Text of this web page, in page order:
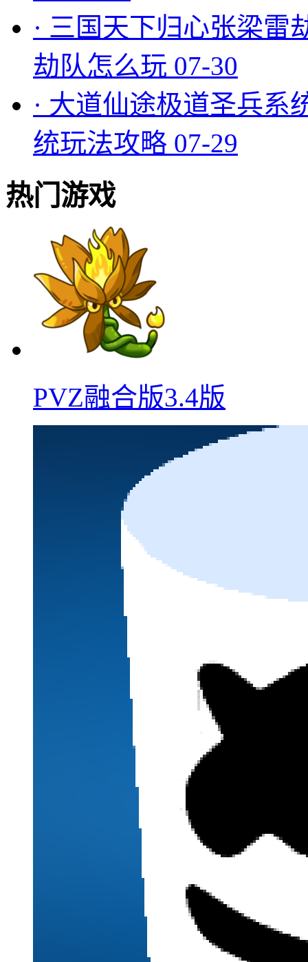
· 三国天下归心张梁雷
劫队怎么玩 07-30
· 大道仙途极道圣兵系
统玩法攻略 07-29
热门游戏
PVZ融合版3.4版